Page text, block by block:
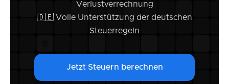
Verlustverrechnung
🇩🇪 Volle Unterstützung der deutschen
Steuerregeln
Jetzt Steuern berechnen